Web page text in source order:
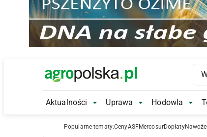
Main Logo
Aktualności Aktualności Submenu
Uprawa Uprawa
Hodowla
Popularne tematy:CenyASFMercosurDopłaty